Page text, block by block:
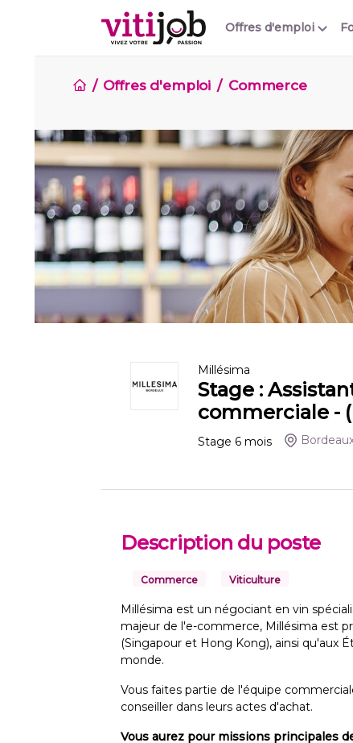
Offres d'emploi
Offres d'emploi Commerce
Millésima
Stage :
commerciale -
Stage 6 mois
Description du poste
Commerce Viticulture
Millésima est un négociant en vin
majeur de l'e-commerce, Millésima est
(Singapour et Hong Kong), ainsi qu'aux
monde.
Vous faites partie de l'équipe
conseiller dans leurs actes d'achat.
Vous aurez pour missions principales